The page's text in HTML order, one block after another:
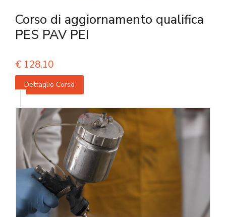
Corso di aggiornamento qualifica
PES PAV PEI
€ 128,10
Dettaglio Corso